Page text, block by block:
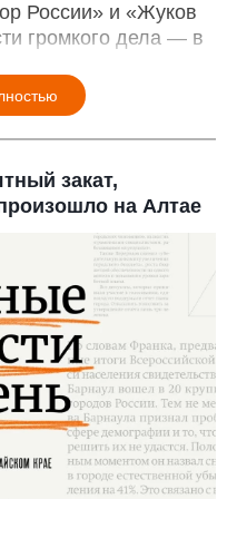
России» и «Жуков
громкого дела — в
закат,
на Алтае